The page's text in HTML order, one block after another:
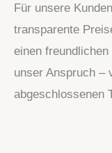
Für unsere
transparente
einen
unser Anspruch –
abgeschlossenen